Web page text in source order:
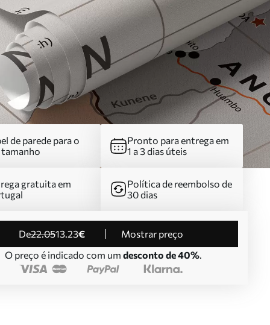
de parede para o
tamanho
Pronto para entrega em
1 a 3 dias úteis
gratuita em
Política de reembolso de
30 dias
de22.0513.23€
Mostrar preço
O preço é indicado com um desconto de 40%.